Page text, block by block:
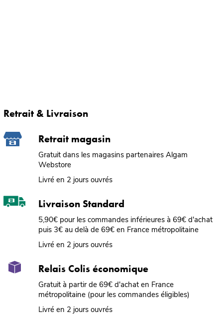
Retrait & Livraison
Retrait magasin
Gratuit dans les magasins partenaires Algam
Webstore
Livré en 2 jours ouvrés
Livraison Standard
5,90€ pour les commandes inférieures à 69€ d'achat
puis 3€ au delà de 69€ en France métropolitaine
Livré en 2 jours ouvrés
Relais Colis économique
Gratuit à partir de 69€ d'achat en France
métropolitaine (pour les commandes éligibles)
Livré en 2 jours ouvrés